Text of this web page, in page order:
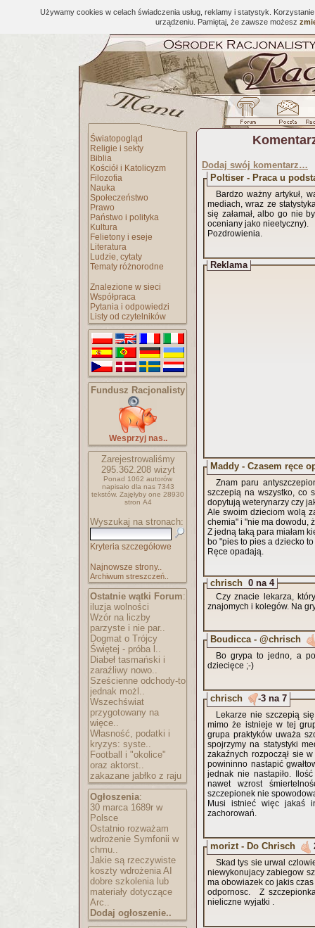
Używamy cookies w celach świadczenia usług, reklamy i statystyk.
urządzeniu. Pamiętaj, że zawsze możesz
Światopogląd
Religie i sekty
Biblia
Kościół i Katolicyzm
Filozofia
Nauka
Społeczeństwo
Prawo
Państwo i polityka
Kultura
Felietony i eseje
Literatura
Ludzie, cytaty
Tematy różnorodne
Znalezione w sieci
Współpraca
Pytania i odpowiedzi
Listy od czytelników
Fundusz Racjonalisty
Wesprzyj nas..
Zarejestrowaliśmy
295.362.208wizyt
Ponad 1062 autorów
napisało dla nas 7343
tekstów. Zajęłyby one 28930
stron A4
Wyszukaj na stronach:
Kryteria szczegółowe
Najnowsze strony..
Archiwum streszczeń..
Ostatnie wątki Forum:
iluzja wolności
Wzór na liczby
parzyste i nie par..
Dogmat o Trójcy
Świętej - próba l..
Diabeł tasmański i
zaraźliwy nowo..
Sześcienne odchody-to
jednak możl..
Wszechświat
przygotowany na
więce..
Własność, podatki i
kryzys: syste..
Football i "okolice"
oraz aktorst..
zakazane jabłko z raju
Ogłoszenia:
30 marca 1689r w
Polsce
Ostatnio rozważam
wdrożenie Symfonii w
chmu..
Jakie są rzeczywiste
koszty wdrożenia AI
dobre szkolenia lub
materiały dotyczące
Arc..
Dodaj ogłoszenie..
Dodaj swój komentarz…
Poltiser - Praca u
Bardzo ważny artykuł,
mediach, wraz ze
się załamał, albo go nie
oceniany jako nieetyczny).
Pozdrowienia.
Reklama
Maddy - Czasem ręce
Znam paru
szczepią na wszystko, co
dopytują weterynarzy czy
Ale swoim dzieciom wolą
chemia" i "nie ma dowodu,
Z jedną taką para miałam
bo "pies to pies a dziecko
Ręce opadają.
chrisch 0 na 4
Czy znacie lekarza,
znajomych i kolegów. Na
Boudicca - @chrisch
Bo grypa to jedno, a
dziecięce ;-)
chrisch -3 na 7
Lekarze nie szczepią
mimo że istnieje w tej
grupa praktyków uważa
spojrzymy na statystyki
zakaźnych rozpoczął sie
powininno nastapić
jednak nie nastapiło.
nawet wzrost
szczepionek nie
Musi istnieć więc jakaś
zachorowań.
morizt - Do Chrisch
Skad tys sie urwal
niewykonujacy zabiegow
ma obowiazek co jakis
odpornosc. Z
nieliczne wyjatki .